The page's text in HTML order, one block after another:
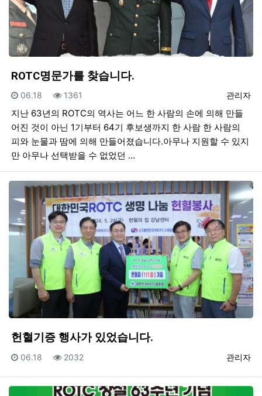
ROTC명문가를 찾습니다.
등록자
관리자
등록일
06.18 조회
1361
지난 63년의 ROTC의 역사는 어느 한 사람의 손에 의해 만들
어진 것이 아닌 1기부터 64기 후보생까지 한 사람 한 사람의
피와 눈물과 땀에 의해 만들어졌습니다.아무나 지원할 수 있지
만 아무나 선택받을 수 없었던 …
헌혈기증 행사가 있었습니다.
등록자
관리자
등록일
06.18 조회
2032